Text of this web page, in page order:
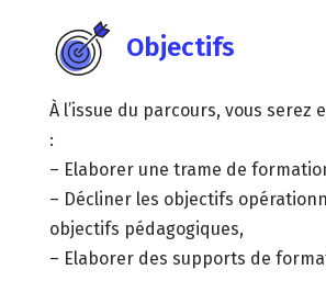
Objectifs
À l’issue du parcours, vous serez
:
– Elaborer une trame de
– Décliner les objectifs
objectifs pédagogiques,
– Elaborer des supports de